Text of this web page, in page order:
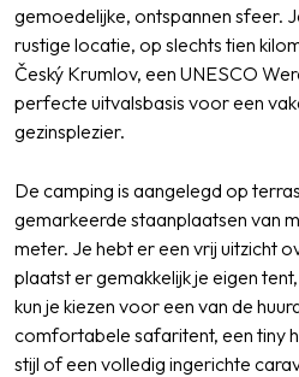
gemoedelijke, ontspannen sfeer.
rustige locatie, op slechts tien
Český Krumlov, een UNESCO
perfecte uitvalsbasis voor een
gezinsplezier.
De camping is aangelegd op
gemarkeerde staanplaatsen van
meter. Je hebt er een vrij uitzicht
plaatst er gemakkelijk je eigen
kun je kiezen voor een van de
comfortabele safaritent, een tiny
stijl of een volledig ingerichte